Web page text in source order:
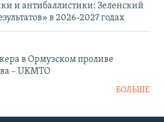
и антибаллистики: Зеленский
в 2026-2027 годах
в Ормузском проливе
– UKMTO
БОЛЬШЕ